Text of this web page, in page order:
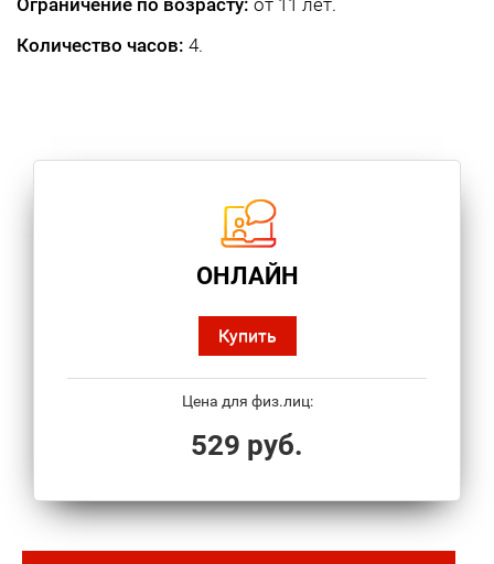
Ограничение по возрасту: от 11 лет.
Количество часов: 4.
ОНЛАЙН
Купить
Цена для физ.лиц:
529 руб.